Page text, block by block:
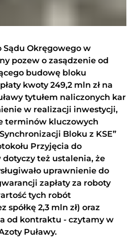
Sądu Okręgowego w
pozew o zasądzenie od
budowę bloku
kwoty 249,2 mln zł na
tytułem naliczonych kar
w realizacji inwestycji,
terminów kluczowych
Bloku z KSE”
Przyjęcia do
dotyczy też ustalenia, że
uprawnienie do
zapłaty za roboty
tych robót
2,3 mln zł) oraz
od kontraktu - czytamy w
Puławy.